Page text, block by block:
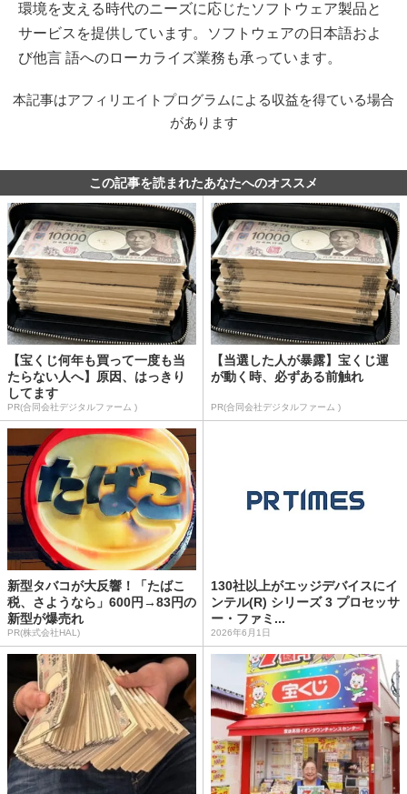
環境を支える時代のニーズに応じたソフトウェア製品と
サービスを提供しています。ソフトウェアの日本語およ
び他言 語へのローカライズ業務も承っています。
本記事はアフィリエイトプログラムによる収益を得ている場合
があります
この記事を読まれたあなたへのオススメ
【宝くじ何年も買って一度も当
たらない人へ】原因、はっきり
してます
PR(合同会社デジタルファーム )
【当選した人が暴露】宝くじ運
が動く時、必ずある前触れ
PR(合同会社デジタルファーム )
新型タバコが大反響！「たばこ
税、さようなら」600円→83円の
新型が爆売れ
PR(株式会社HAL)
130社以上がエッジデバイスにイ
ンテル(R) シリーズ 3 プロセッサ
ー・ファミ...
2026年6月1日